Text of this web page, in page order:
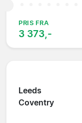
PRIS FRA
3 373,-
Leeds
Coventry